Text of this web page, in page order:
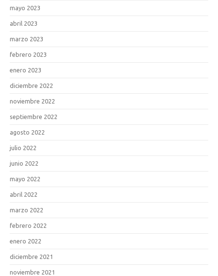
mayo 2023
abril 2023
marzo 2023
febrero 2023
enero 2023
diciembre 2022
noviembre 2022
septiembre 2022
agosto 2022
julio 2022
junio 2022
mayo 2022
abril 2022
marzo 2022
febrero 2022
enero 2022
diciembre 2021
noviembre 2021